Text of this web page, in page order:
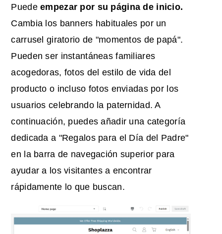
Puedeempezar por su página de inicio.
Cambia los banners habituales por un
carrusel giratorio de "momentos de papá".
Pueden ser instantáneas familiares
acogedoras, fotos del estilo de vida del
producto o incluso fotos enviadas por los
usuarios celebrando la paternidad. A
continuación, puedes añadir una categoría
dedicada a "Regalos para el Día del Padre"
en la barra de navegación superior para
ayudar a los visitantes a encontrar
rápidamente lo que buscan.